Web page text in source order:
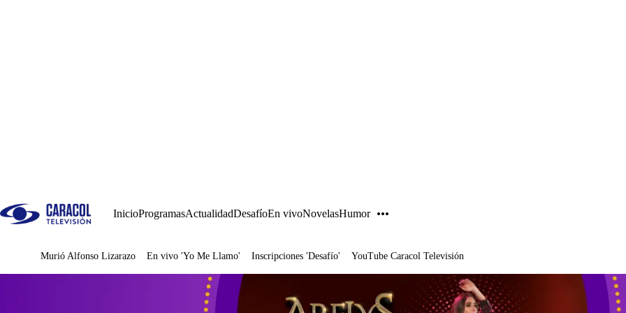
InicioProgramasActualidadDesafíoEn vivoNovelasHumor
Juegos
Murió Alfonso Lizarazo En vivo 'Yo Me Llamo' Inscripciones 'Desafío' YouTube Caracol Televisión